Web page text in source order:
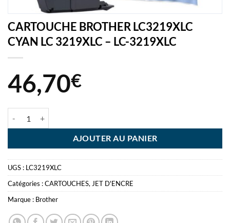
CARTOUCHE BROTHER LC3219XLC
CYAN LC 3219XLC – LC-3219XLC
46,70€
AJOUTER AU PANIER
UGS : LC3219XLC
Catégories :CARTOUCHES, JET D'ENCRE
Marque : Brother